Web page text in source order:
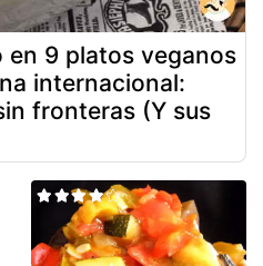
en 9 platos veganos
internacional:
fronteras (Y sus